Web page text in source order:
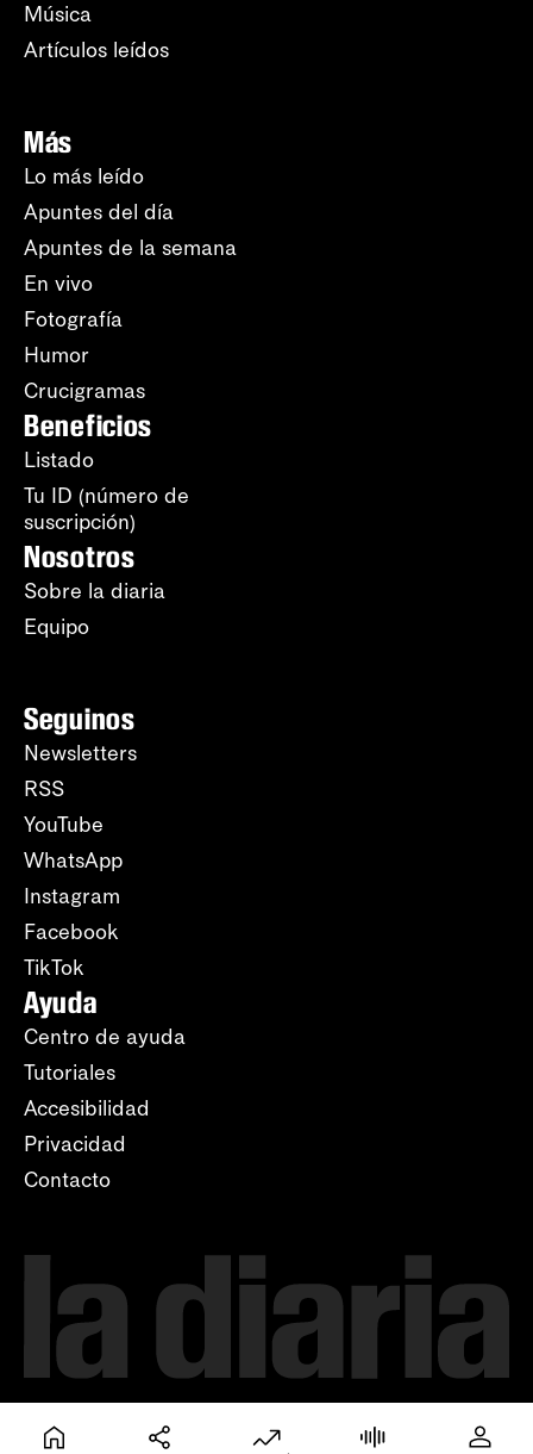
Música
Artículos leídos
Más
Lo más leído
Apuntes del día
Apuntes de la semana
En vivo
Fotografía
Humor
Crucigramas
Beneficios
Listado
Tu ID (número de
suscripción)
Nosotros
Sobre la diaria
Equipo
Seguinos
Newsletters
RSS
YouTube
WhatsApp
Instagram
Facebook
TikTok
Ayuda
Centro de ayuda
Tutoriales
Accesibilidad
Privacidad
Contacto